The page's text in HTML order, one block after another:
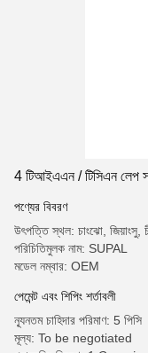
4 টিআইএএন / টিসিএন লেপ সহ
পণ্যের বিবরণ
উৎপত্তি স্থল: চাংঝো, জিয়াংসু,
পরিচিতিমুলক নাম: SUPAL
মডেল নম্বার: OEM
পেমেন্ট এবং শিপিং শর্তাবলী
ন্যূনতম চাহিদার পরিমাণ: 5 পিসি
মূল্য: To be negotiated